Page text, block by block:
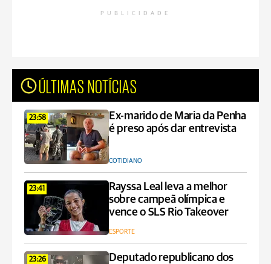
PUBLICIDADE
ÚLTIMAS NOTÍCIAS
23:58
Ex-marido de Maria da Penha
é preso após dar entrevista
COTIDIANO
23:41
Rayssa Leal leva a melhor
sobre campeã olímpica e
vence o SLS Rio Takeover
ESPORTE
23:26
Deputado republicano dos